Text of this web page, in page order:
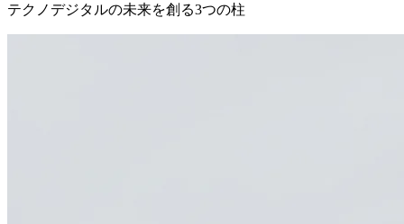
テクノデジタルの未来を創る3つの柱